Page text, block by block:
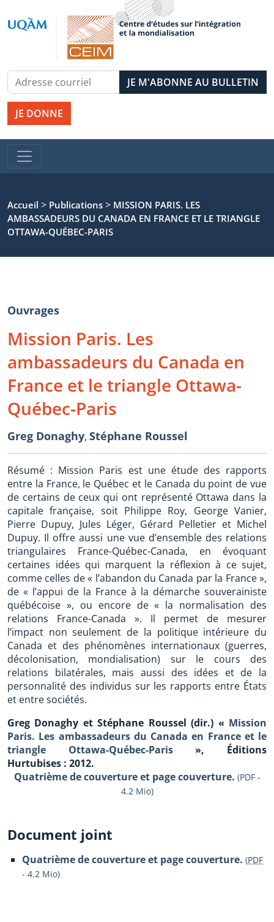
JE DONNE
Accueil > Publications > MISSION PARIS. LES
AMBASSADEURS DU CANADA EN FRANCE ET LE TRIANGLE
OTTAWA-QUÉBEC-PARIS
Ouvrages
Mission Paris. Les
ambassadeurs du Canada en
France et le triangle Ottawa-
Québec-Paris
Greg Donaghy, Stéphane Roussel
Résumé : Mission Paris est une étude des rapports
entre la France, le Québec et le Canada du point de vue
de certains de ceux qui ont représenté Ottawa dans la
capitale française, soit Philippe Roy, George Vanier,
Pierre Dupuy, Jules Léger, Gérard Pelletier et Michel
Dupuy. Il offre aussi une vue d’ensemble des relations
triangulaires France-Québec-Canada, en évoquant
certaines idées qui marquent la réflexion à ce sujet,
comme celles de « l’abandon du Canada par la France »,
de « l’appui de la France à la démarche souverainiste
québécoise », ou encore de « la normalisation des
relations France-Canada ». Il permet de mesurer
l’impact non seulement de la politique intérieure du
Canada et des phénomènes internationaux (guerres,
décolonisation, mondialisation) sur le cours des
relations bilatérales, mais aussi des idées et de la
personnalité des individus sur les rapports entre États
et entre sociétés.
Greg Donaghy et Stéphane Roussel (dir.) « Mission
Paris. Les ambassadeurs du Canada en France et le
triangle Ottawa-Québec-Paris», Éditions
Hurtubises : 2012.
Quatrième de couverture et page couverture. (PDF -
4.2 Mio)
Document joint
Quatrième de couverture et page couverture. (PDF
- 4.2 Mio)